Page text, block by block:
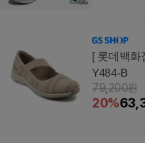
[ 롯데백화
Y484-B
79,200원
20%